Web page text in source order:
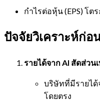
กำไรต่อหุ้น (EPS) โต
ปัจจัยวิเคราะห์ก่อ
รายได้จาก AI สัดส่วน
บริษัทที่มีรายได้
โดยตรง